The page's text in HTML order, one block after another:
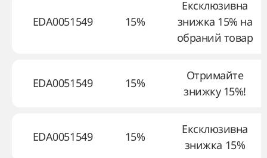
EDA0051549 15%
Ексклюзивна
знижка 15% на
обраний товар
EDA0051549 15%
Отримайте
знижку 15%!
EDA0051549 15%
Ексклюзивна
знижка 15%